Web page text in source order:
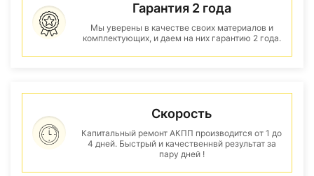
Гарантия 2 года
Мы уверены в качестве своих материалов и
комплектующих, и даем на них гарантию 2 года.
Скорость
Капитальный ремонт АКПП производится от 1 до
4 дней. Быстрый и качественнвй результат за
пару дней !